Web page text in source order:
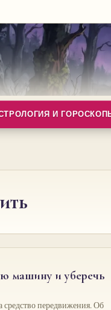
И
машину и уберечь
средство передвижения. Об